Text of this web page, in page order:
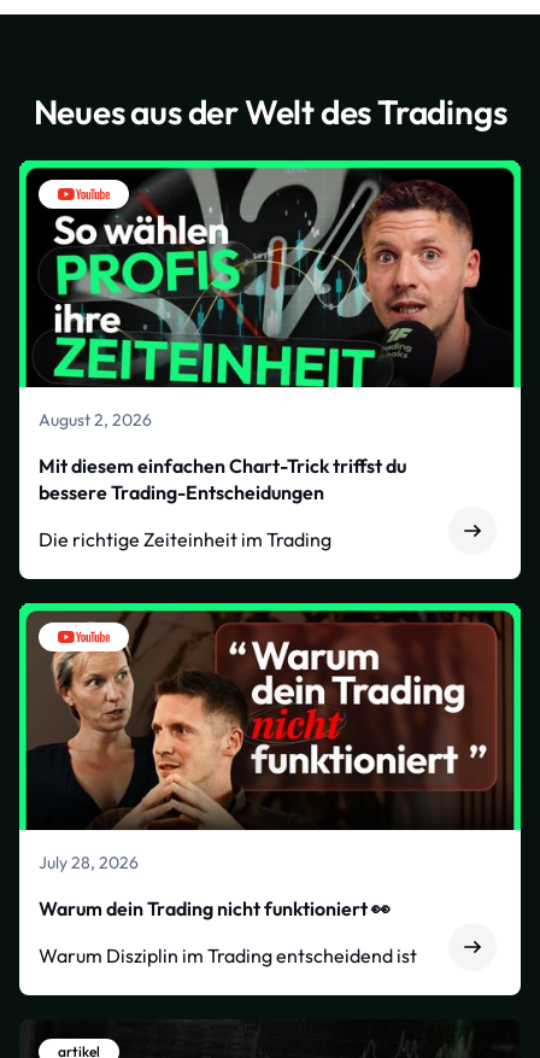
Neues aus der Welt des Tradings
August 2, 2026
Mit diesem einfachen Chart-Trick triffst du
bessere Trading-Entscheidungen
Die richtige Zeiteinheit im Trading
July 28, 2026
Warum dein Trading nicht funktioniert 👀
Warum Disziplin im Trading entscheidend ist
artikel